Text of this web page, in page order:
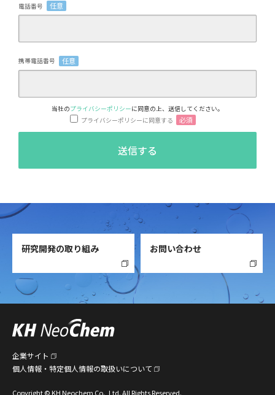
電話番号 任意
携帯電話番号 任意
当社のプライバシーポリシーに同意の上、送信してください。
プライバシーポリシーに同意する
必須
研究開発の取り組み お問い合わせ
企業サイト
個人情報・特定個人情報の取扱いについて
Copyright © KH Neochem Co., Ltd. All Rights Reserved.